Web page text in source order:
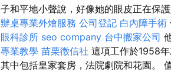
子和平地小聲說，好像她的眼皮正在保
辦桌專業外燴服務 公司登記 白內障手術
眼科診所 seo company 台中搬家公司
專業教學 苗栗徵信社 這項工作於1958年
其中包括皇家套房，法院劇院和花園。